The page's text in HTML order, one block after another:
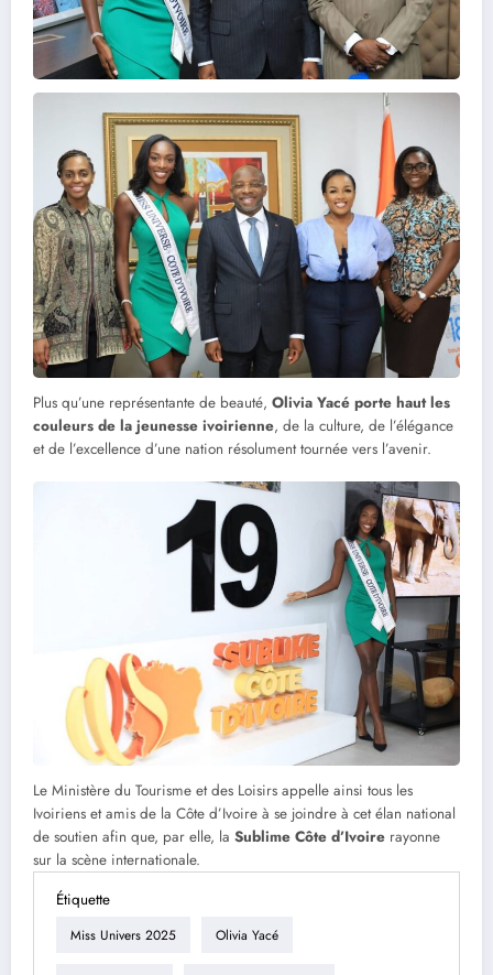
Plus qu’une représentante de beauté, Olivia Yacé porte haut les
couleurs de la jeunesse ivoirienne, de la culture, de l’élégance
et de l’excellence d’une nation résolument tournée vers l’avenir.
Le Ministère du Tourisme et des Loisirs appelle ainsi tous les
Ivoiriens et amis de la Côte d’Ivoire à se joindre à cet élan national
de soutien afin que, par elle, la Sublime Côte d’Ivoire rayonne
sur la scène internationale.
Étiquette
Miss Univers 2025 Olivia Yacé